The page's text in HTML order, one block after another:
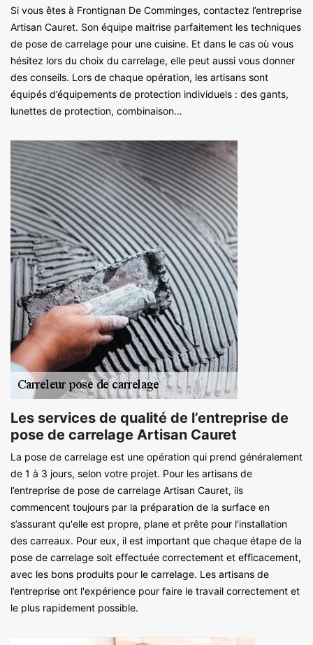
Si vous êtes à Frontignan De Comminges, contactez l’entreprise
Artisan Cauret. Son équipe maitrise parfaitement les techniques
de pose de carrelage pour une cuisine. Et dans le cas où vous
hésitez lors du choix du carrelage, elle peut aussi vous donner
des conseils. Lors de chaque opération, les artisans sont
équipés d’équipements de protection individuels : des gants,
lunettes de protection, combinaison…
Les services de qualité de l’entreprise de
pose de carrelage Artisan Cauret
La pose de carrelage est une opération qui prend généralement
de 1 à 3 jours, selon votre projet. Pour les artisans de
l’entreprise de pose de carrelage Artisan Cauret, ils
commencent toujours par la préparation de la surface en
s’assurant qu'elle est propre, plane et prête pour l'installation
des carreaux. Pour eux, il est important que chaque étape de la
pose de carrelage soit effectuée correctement et efficacement,
avec les bons produits pour le carrelage. Les artisans de
l’entreprise ont l'expérience pour faire le travail correctement et
le plus rapidement possible.